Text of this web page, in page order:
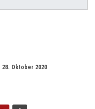
28. Oktober 2020